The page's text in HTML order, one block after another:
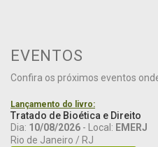
EVENTOS
Confira os próximos eventos
Lançamento do livro:
Tratado de Bioética e Direito
Dia: 10/08/2026 - Local: EMERJ
Rio de Janeiro / RJ